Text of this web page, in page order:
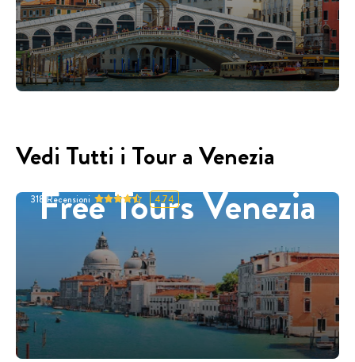
Vedi Tutti i Tour a Venezia
Free Tours Venezia
318 Recensioni 4.74